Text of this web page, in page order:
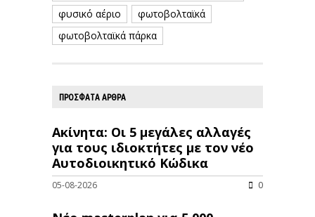
φυσικό αέριο
φωτοβολταϊκά
φωτοβολταϊκά πάρκα
ΠΡΟΣΦΑΤΑ ΑΡΘΡΑ
Ακίνητα: Οι 5 μεγάλες αλλαγές
για τους ιδιοκτήτες με τον νέο
Αυτοδιοικητικό Κώδικα
05-08-2026 0